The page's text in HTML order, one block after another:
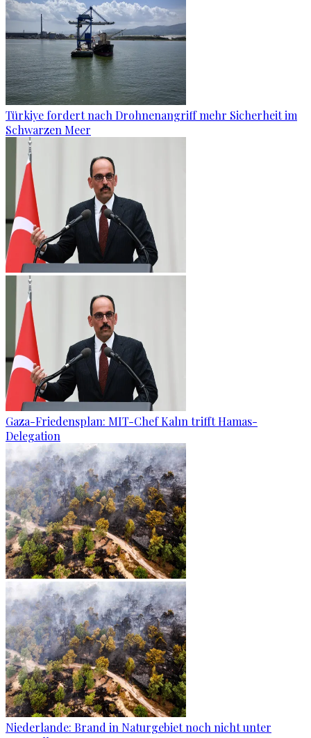
Türkiye fordert nach Drohnenangriff mehr Sicherheit im
Schwarzen Meer
Gaza-Friedensplan: MIT-Chef Kalın trifft Hamas-
Delegation
Niederlande: Brand in Naturgebiet noch nicht unter